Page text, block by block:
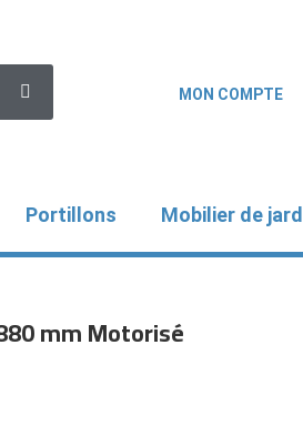
MON COMPTE
Portillons Mobilier de
mm Motorisé